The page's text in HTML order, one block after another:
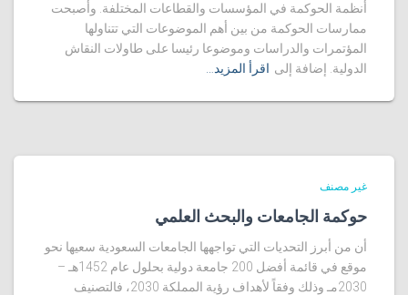
أنظمة الحوكمة في المؤسسات والقطاعات المختلفة. وأصبحت
ممارسات الحوكمة من بين أهم الموضوعات التي تتناولها
المؤتمرات والدراسات وموضوعا رئيسا على طاولات النقاش
الدولية. إضافة إلى اقرأ المزيد…
غير مصنف
حوكمة الجامعات والبحث العلمي
أن من أبرز التحديات التي تواجهها الجامعات السعودية سعيها نحو
موقع في قائمة أفضل 200 جامعة دولية بحلول عام 1452هـ –
2030مـ وذلك وفقاً لأهداف رؤية المملكة 2030، فالتصنيف